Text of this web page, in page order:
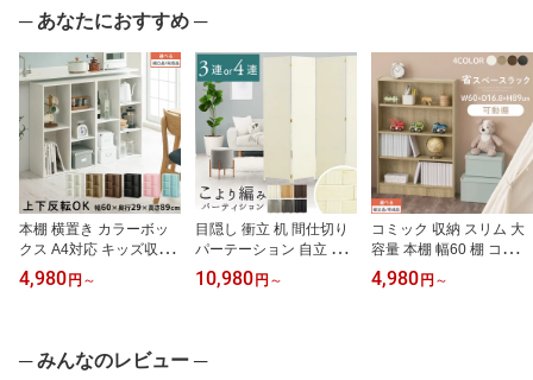
奥行30 キッズ グレー ピ
ンク ホワイト ウォール
ナット オーク 【組立品/
完成品が選べる】 LET30
0248
チュラル/グレー ETC001
625
ワイト/オーク/ウォール
ナット DKS000029
─ あなたにおすすめ ─
本棚 横置き カラーボッ
クス A4対応 キッズ収納
オープンラック 棚 収納
棚 シェルフ カウンター
スリム 漫画 雑誌 収納 ホ
ワイト/ブラック/オーク
4,980円 ～
目隠し 衝立 机 間仕切り
パーテーション 自立 3連/
4連 幅180 cm オフィス
テレワーク 遮光 日よけ
10,980円 ～
コミック 収納 スリム 大
容量 本棚 幅60 棚 コミッ
クラック 本 収納ラック
スリムラック dvd cd カ
4,980円 ～
─ みんなのレビュー ─